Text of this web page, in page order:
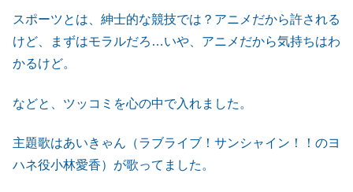
スポーツとは、紳士的な競技では？アニメだから許される
けど、まずはモラルだろ…いや、アニメだから気持ちはわ
かるけど。
などと、ツッコミを心の中で入れました。
主題歌はあいきゃん（ラブライブ！サンシャイン！！のヨ
ハネ役小林愛香）が歌ってました。